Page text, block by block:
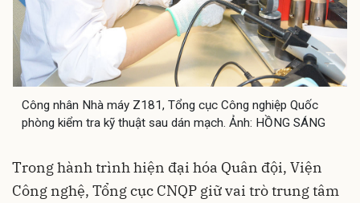
Công nhân Nhà máy Z181, Tổng cục Công nghiệp Quốc
phòng kiểm tra kỹ thuật sau dán mạch. Ảnh: HỒNG SÁNG
Trong hành trình hiện đại hóa Quân đội, Viện
Công nghệ, Tổng cục CNQP giữ vai trò trung tâm